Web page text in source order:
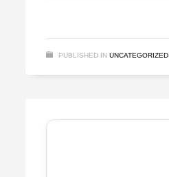
PUBLISHED IN UNCATEGORIZED